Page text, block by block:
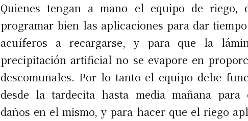
Quienes tengan a mano el equipo de riego,
programar bien las aplicaciones para dar
acuíferos a recargarse, y para que la
precipitación artificial no se evapore en
descomunales. Por lo tanto el equipo debe
desde la tardecita hasta media mañana para
daños en el mismo, y para hacer que el riego